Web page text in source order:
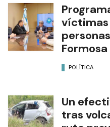
Formosa
POLÍTICA
Un
tras